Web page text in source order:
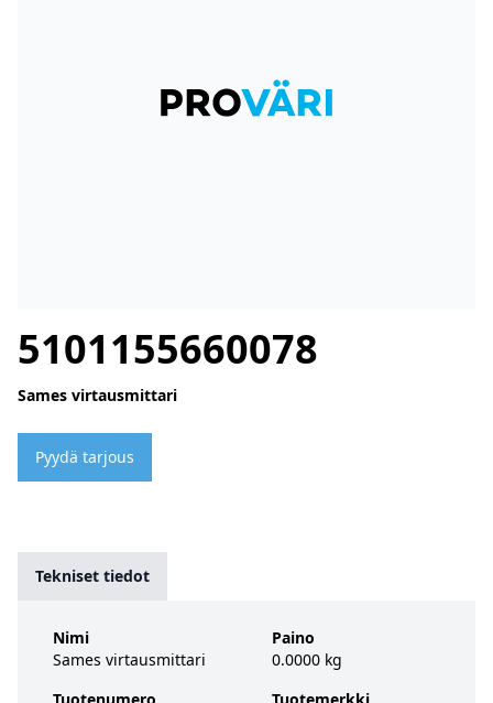
5101155660078
Sames virtausmittari
Pyydä tarjous
Tekniset tiedot
Nimi
Sames virtausmittari
Paino
0.0000 kg